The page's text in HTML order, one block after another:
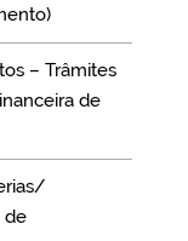
– Trâmites
de
de